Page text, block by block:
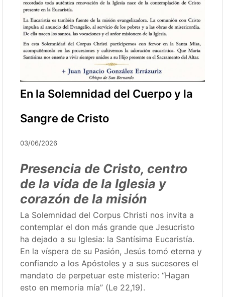
En la Solemnidad del Cuerpo y la
Sangre de Cristo
03/06/2026
Presencia de Cristo, centro
de la vida de la Iglesia y
corazón de la misión
La Solemnidad del Corpus Christi nos invita a
contemplar el don más grande que Jesucristo
ha dejado a su Iglesia: la Santísima Eucaristía.
En la víspera de su Pasión, Jesús tomó eterna y
confiando a los Apóstoles y a sus sucesores el
mandato de perpetuar este misterio: “Hagan
esto en memoria mía” (Le 22,19).